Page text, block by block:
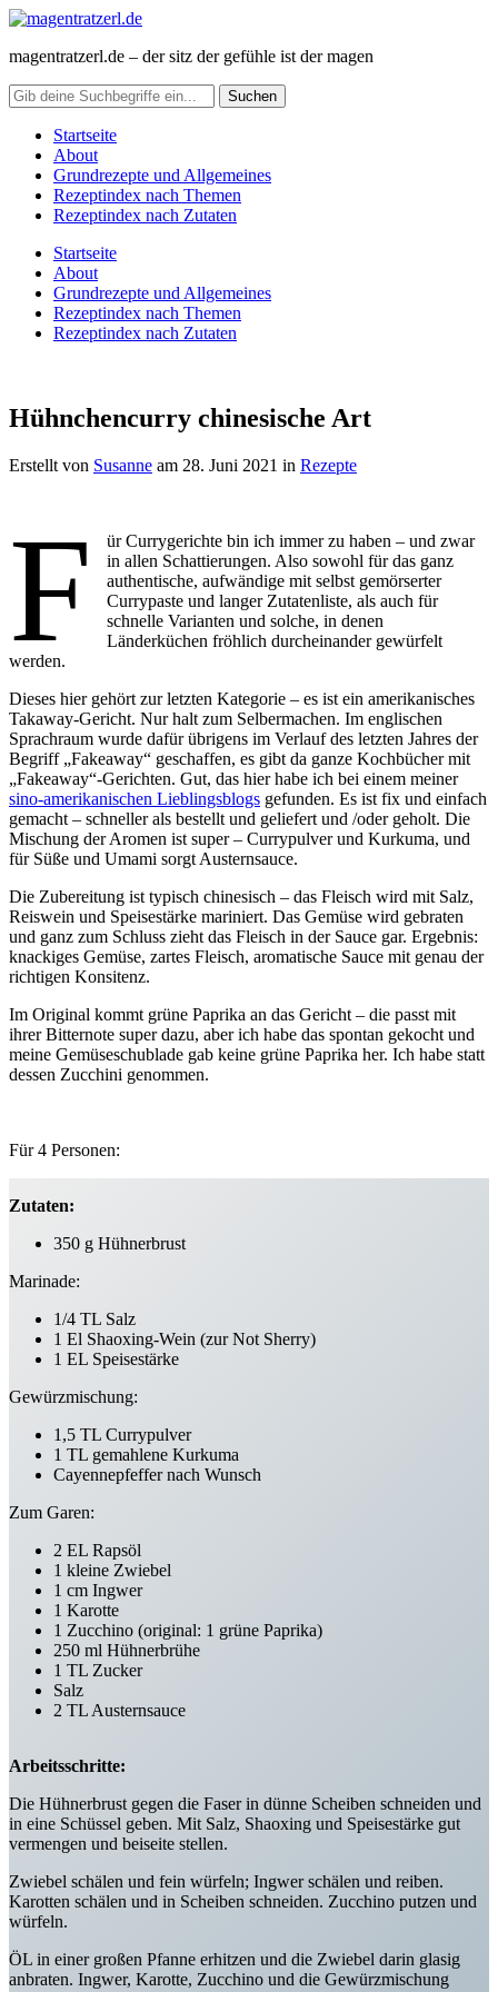
magentratzerl.de – der sitz der gefühle ist der magen
Startseite
About
Grundrezepte und Allgemeines
Rezeptindex nach Themen
Rezeptindex nach Zutaten
Startseite
About
Grundrezepte und Allgemeines
Rezeptindex nach Themen
Rezeptindex nach Zutaten
Hühnchencurry chinesische Art
Erstellt von Susanne am 28. Juni 2021 in Rezepte
F
ür Currygerichte bin ich immer zu haben – und zwar
in allen Schattierungen. Also sowohl für das ganz
authentische, aufwändige mit selbst gemörserter
Currypaste und langer Zutatenliste, als auch für
schnelle Varianten und solche, in denen
Länderküchen fröhlich durcheinander gewürfelt
werden.
Dieses hier gehört zur letzten Kategorie – es ist ein amerikanisches
Takaway-Gericht. Nur halt zum Selbermachen. Im englischen
Sprachraum wurde dafür übrigens im Verlauf des letzten Jahres der
Begriff „Fakeaway“ geschaffen, es gibt da ganze Kochbücher mit
„Fakeaway“-Gerichten. Gut, das hier habe ich bei einem meiner
sino-amerikanischen Lieblingsblogs gefunden. Es ist fix und einfach
gemacht – schneller als bestellt und geliefert und /oder geholt. Die
Mischung der Aromen ist super – Currypulver und Kurkuma, und
für Süße und Umami sorgt Austernsauce.
Die Zubereitung ist typisch chinesisch – das Fleisch wird mit Salz,
Reiswein und Speisestärke mariniert. Das Gemüse wird gebraten
und ganz zum Schluss zieht das Fleisch in der Sauce gar. Ergebnis:
knackiges Gemüse, zartes Fleisch, aromatische Sauce mit genau der
richtigen Konsitenz.
Im Original kommt grüne Paprika an das Gericht – die passt mit
ihrer Bitternote super dazu, aber ich habe das spontan gekocht und
meine Gemüseschublade gab keine grüne Paprika her. Ich habe statt
dessen Zucchini genommen.
Für 4 Personen:
Zutaten:
350 g Hühnerbrust
Marinade:
1/4 TL Salz
1 El Shaoxing-Wein (zur Not Sherry)
1 EL Speisestärke
Gewürzmischung:
1,5 TL Currypulver
1 TL gemahlene Kurkuma
Cayennepfeffer nach Wunsch
Zum Garen:
2 EL Rapsöl
1 kleine Zwiebel
1 cm Ingwer
1 Karotte
1 Zucchino (original: 1 grüne Paprika)
250 ml Hühnerbrühe
1 TL Zucker
Salz
2 TL Austernsauce
Arbeitsschritte:
Die Hühnerbrust gegen die Faser in dünne Scheiben schneiden und
in eine Schüssel geben. Mit Salz, Shaoxing und Speisestärke gut
vermengen und beiseite stellen.
Zwiebel schälen und fein würfeln; Ingwer schälen und reiben.
Karotten schälen und in Scheiben schneiden. Zucchino putzen und
würfeln.
ÖL in einer großen Pfanne erhitzen und die Zwiebel darin glasig
anbraten. Ingwer, Karotte, Zucchino und die Gewürzmischung